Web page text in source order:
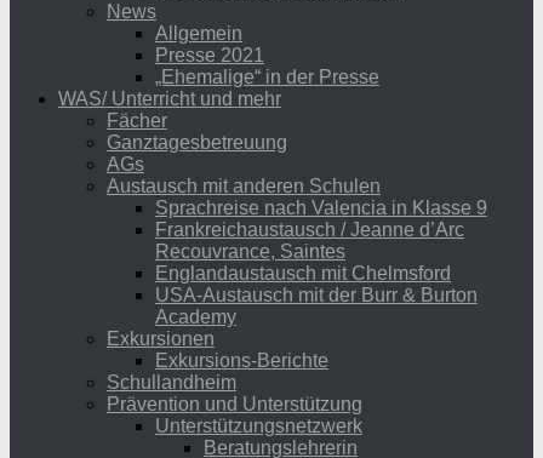
News
Allgemein
Presse 2021
„Ehemalige“ in der Presse
WAS/ Unterricht und mehr
Fächer
Ganztagesbetreuung
AGs
Austausch mit anderen Schulen
Sprachreise nach Valencia in Klasse 9
Frankreichaustausch / Jeanne d’Arc
Recouvrance, Saintes
Englandaustausch mit Chelmsford
USA-Austausch mit der Burr & Burton
Academy
Exkursionen
Exkursions-Berichte
Schullandheim
Prävention und Unterstützung
Unterstützungsnetzwerk
Beratungslehrerin